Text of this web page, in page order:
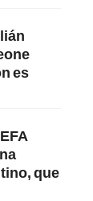
es
que